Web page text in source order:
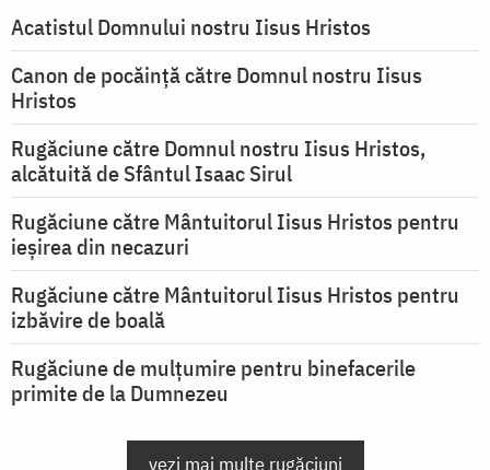
Acatistul Domnului nostru Iisus Hristos
Canon de pocăință către Domnul nostru Iisus
Hristos
Rugăciune către Domnul nostru Iisus Hristos,
alcătuită de Sfântul Isaac Sirul
Rugăciune către Mântuitorul Iisus Hristos pentru
ieşirea din necazuri
Rugăciune către Mântuitorul Iisus Hristos pentru
izbăvire de boală
Rugăciune de mulțumire pentru binefacerile
primite de la Dumnezeu
vezi mai multe rugăciuni